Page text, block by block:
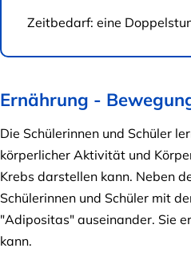
Zeitbedarf: eine
Ernährung -
Die Schülerinnen und Schüler
körperlicher Aktivität und
Krebs darstellen kann. Neben
Schülerinnen und Schüler mit
"Adipositas" auseinander. Sie
kann.